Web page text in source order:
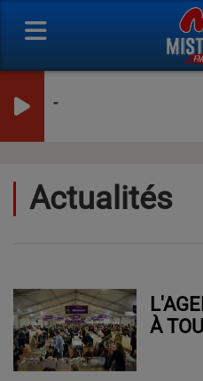
-
Actualités
À